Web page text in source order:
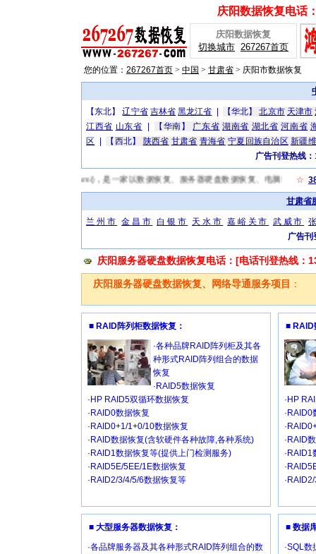
庆阳数据恢复电话
庆阳数据恢复
切换城市 267267首页
您的位置： 267267首页 > 中国 > 甘肃省 > 庆阳市数据恢复
【东北】辽宁省 吉林省 黑龙江省 【华北】北京市 天津市
江西省 山东省 【华南】 广东省 湖南省 湖北省 河南省
区
【西北】 陕西省 甘肃省 青海省 宁夏回族自治区 新疆
广告刊登热线
www.267267.com/)，是一家以数据恢复、服务器硬盘数据恢复、电脑维护、☆
甘肃省
兰州市 金昌市 白银市 天水市 嘉峪关市 武威市
广告
庆阳服务器硬盘数据恢复电话：[电话刊登热线：
庆阳服务器硬盘数据恢复、网络导通服务项目 ：
■ RAID阵列柜数据恢复：
·各种品牌RAID阵列柜及其各
种形式RAID阵列组合的数据
恢复
·RAID5数据恢复
·HP RAID5双循环数据恢复
·RAID0数据恢复
·RAID0+1/1+0/10数据恢复
·RAID数据恢复(含软硬件各种故障,各种系统)
·RAID1数据恢复等(提供上门检测服务)
·RAID5E/5EE/1E数据恢复
·RAID2/3/4/5/6数据恢复等
■ RAID
·HP
·RAID0
·RAID
■ 大型服务器数据恢复：
·各品牌服务器及其各种形式RAID阵列组合的数
■ 数据
·SQL